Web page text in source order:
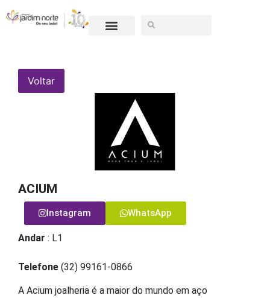
Voltar
ACIUM
Instagram WhatsApp
Andar : L1
Telefone (32) 99161-0866
A Acium joalheria é a maior do mundo em aço